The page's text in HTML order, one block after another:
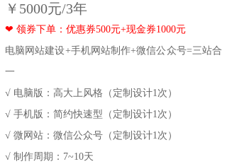
￥5000元/3年
❤ 领券下单：优惠券500元+现金券1000元
电脑网站建设+手机网站制作+微信公众号=三站合
一
√ 电脑版：高大上风格（定制设计1次）
√ 手机版：简约快速型（定制设计1次）
√ 微网站：微信公众号（定制设计1次）
√ 制作周期：7~10天